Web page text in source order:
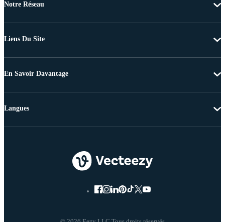
Notre Réseau
Liens Du Site
En Savoir Davantage
Langues